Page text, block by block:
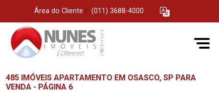
Área do Cliente (011) 3688-4000
485 IMÓVEIS APARTAMENTO EM OSASCO, SP PARA
VENDA - PÁGINA 6